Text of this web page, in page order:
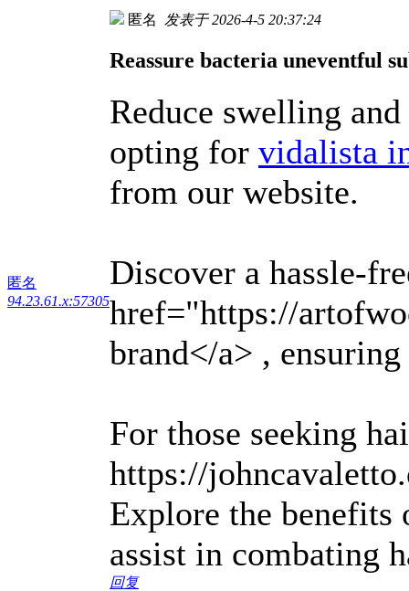
匿名
94.23.61.x:57305
匿名 发表于 2026-4-5 20:37:24
Reassure bacteria uneventful
Reduce swelling
opting for vidalista
from our website.
Discover a hassle-
href="https://
brand</a> ,
For those seeking
https://
Explore the
assist in combating
回复